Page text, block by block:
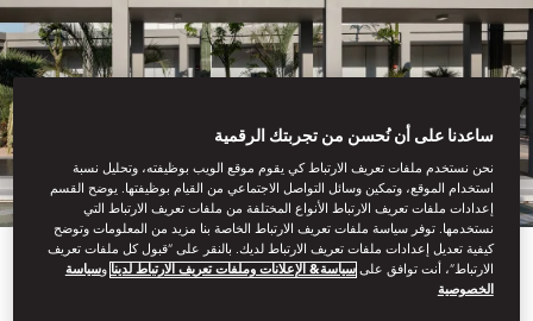
View All
ساعدنا على أن نُحسن من تجربتك الرقمية
نحن نستخدم ملفات تعريف الارتباط كي يقوم موقع الويب بوظيفته، وتحليل نسبة
استخدام الموقع، وتمكين وسائل التواصل الاجتماعي من القيام بوظيفتها. يوضح القسم
إعدادات ملفات تعريف الارتباط الأنواع المختلفة من ملفات تعريف الارتباط التي
نستخدمها. توفر سياسة ملفات تعريف الارتباط الخاصة بنا مزيد من المعلومات وتوضح
كيفية تعديل إعدادات ملفات تعريف الارتباط لديك. بالنقر على “قبول كل ملفات تعريف
الارتباط”، أنت توافق علىسياسة& الإعلانات وملفات تعريف الارتباط لدينا وسياسة
الخصوصية